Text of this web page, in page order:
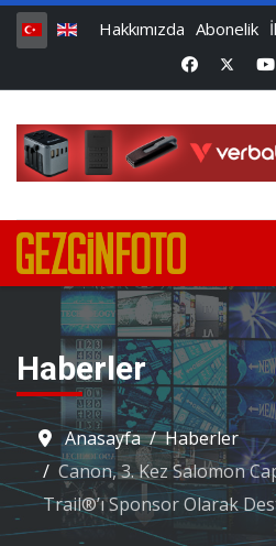
Hakkımızda Abonelik
Haberler
Anasayfa
Haberler
Canon, 3. Kez Salomon
Trail®’ı Sponsor Olarak